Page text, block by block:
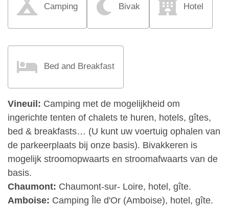
Camping Bivak Hotel
Bed and Breakfast
Vineuil: Camping met de mogelijkheid om
ingerichte tenten of chalets te huren, hotels, gîtes,
bed & breakfasts… (U kunt uw voertuig ophalen van
de parkeerplaats bij onze basis). Bivakkeren is
mogelijk stroomopwaarts en stroomafwaarts van de
basis.
Chaumont: Chaumont-sur- Loire, hotel, gîte.
Amboise: Camping Île d'Or (Amboise), hotel, gîte.